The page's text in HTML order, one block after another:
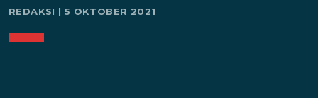
REDAKSI | 5 OKTOBER 2021